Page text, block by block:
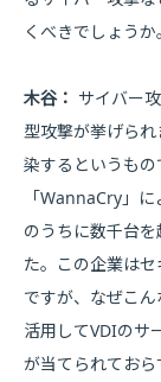
くべきでしょうか。
木谷： サイバー
型攻撃が挙げら
染するというも
「WannaCry」
のうちに数千台
た。この企業は
ですが、なぜこ
活用してVDIのサ
が当てられてお